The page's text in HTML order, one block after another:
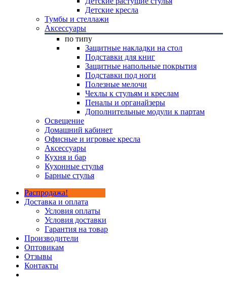
Детские кресла
Тумбы и стеллажи
Аксессуары
по типу
Защитные накладки на стол
Подставки для книг
Защитные напольные покрытия
Подставки под ноги
Полезные мелочи
Чехлы к стульям и креслам
Пеналы и органайзеры
Дополнительные модули к партам
Освещение
Домашний кабинет
Офисные и игровые кресла
Аксессуары
Кухня и бар
Кухонные стулья
Барные стулья
Распродажа!
Доставка и оплата
Условия оплаты
Условия доставки
Гарантия на товар
Производители
Оптовикам
Отзывы
Контакты